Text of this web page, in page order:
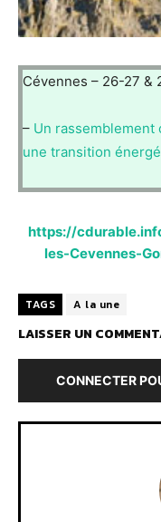
Cévennes – 26-27 &
– Un rassemblement
une transition
https://
les-Cevennes-
TAGS A la une
LAISSER UN
CONNECTER